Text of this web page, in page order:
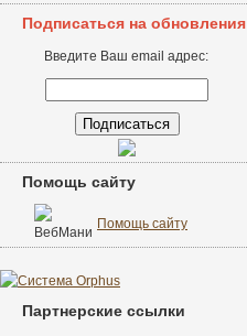
Подписаться на обновления
Введите Ваш email адрес:
Помощь сайту
Помощь сайту
Партнерские ссылки